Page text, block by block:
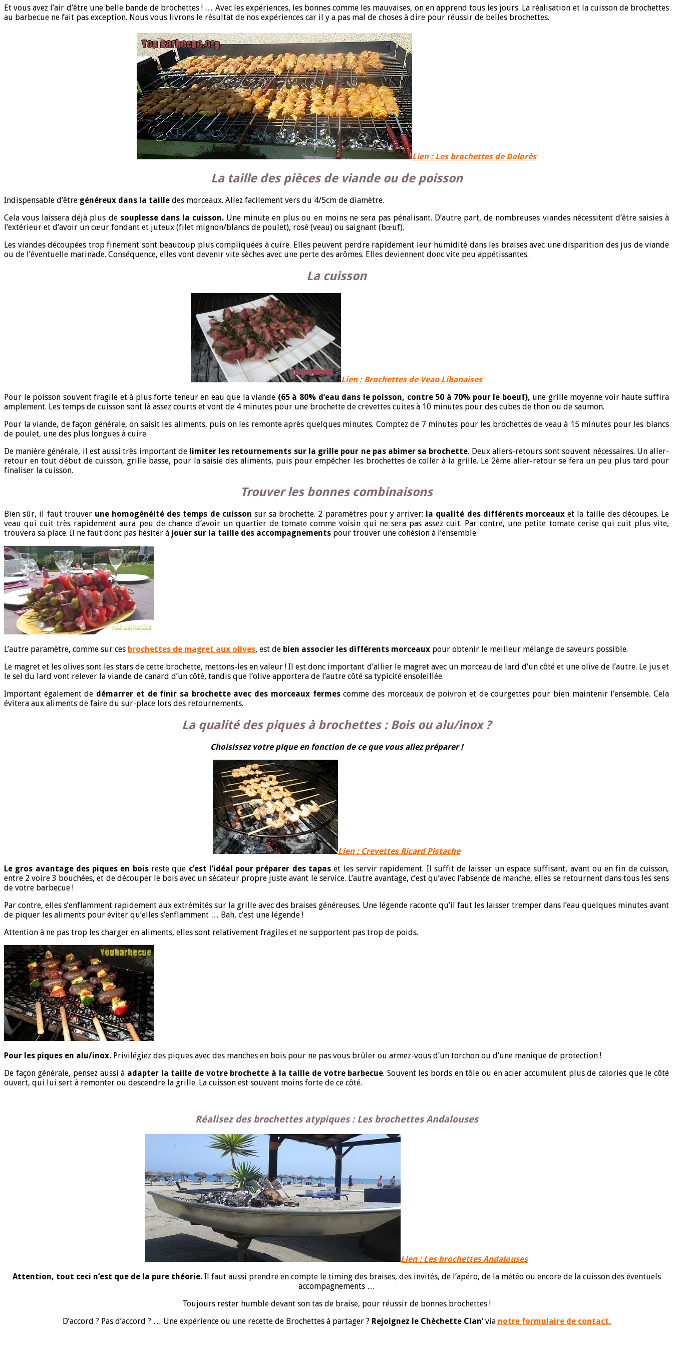
Et vous avez l’air d’être une belle bande de brochettes ! … Avec les expériences, les bonnes comme les mauvaises, on en apprend tous les jours. La réalisation et la cuisson de brochettes
au barbecue ne fait pas exception. Nous vous livrons le résultat de nos expériences car il y a pas mal de choses à dire pour réussir de belles brochettes.
Lien : Les brochettes de Dolorès
La taille des pièces de viande ou de poisson
Indispensable d’être généreux dans la taille des morceaux. Allez facilement vers du 4/5cm de diamètre.
Cela vous laissera déjà plus de souplesse dans la cuisson.Une minute en plus ou en moins ne sera pas pénalisant. D’autre part, de nombreuses viandes nécessitent d’être saisies à
l’extérieur et d’avoir un cœur fondant et juteux (filet mignon/blancs de poulet), rosé (veau) ou saignant (bœuf).
Les viandes découpées trop finement sont beaucoup plus compliquées à cuire. Elles peuvent perdre rapidement leur humidité dans les braises avec une disparition des jus de viande
ou de l’éventuelle marinade. Conséquence, elles vont devenir vite sèches avec une perte des arômes. Elles deviennent donc vite peu appétissantes.
La cuisson
Lien : Brochettes de Veau Libanaises
Pour le poisson souvent fragile et à plus forte teneur en eau que la viande (65 à 80% d’eau dans le poisson, contre 50 à 70% pour le boeuf), une grille moyenne voir haute suffira
amplement. Les temps de cuisson sont là assez courts et vont de 4 minutes pour une brochette de crevettes cuites à 10 minutes pour des cubes de thon ou de saumon.
Pour la viande, de façon générale, on saisit les aliments, puis on les remonte après quelques minutes. Comptez de 7 minutes pour les brochettes de veau à 15 minutes pour les blancs
de poulet, une des plus longues à cuire.
De manière générale, il est aussi très important de limiter les retournements sur la grille pour ne pas abimer sa brochette. Deux allers-retours sont souvent nécessaires. Un aller-
retour en tout début de cuisson, grille basse, pour la saisie des aliments, puis pour empêcher les brochettes de coller à la grille. Le 2ème aller-retour se fera un peu plus tard pour
finaliser la cuisson.
Trouver les bonnes combinaisons
Bien sûr, il faut trouver une homogénéité des temps de cuisson sur sa brochette. 2 paramètres pour y arriver: la qualité des différents morceaux et la taille des découpes. Le
veau qui cuit très rapidement aura peu de chance d’avoir un quartier de tomate comme voisin qui ne sera pas assez cuit. Par contre, une petite tomate cerise qui cuit plus vite,
trouvera sa place. Il ne faut donc pas hésiter à jouer sur la taille des accompagnements pour trouver une cohésion à l’ensemble.
L’autre paramètre, comme sur ces brochettes de magret aux olives, est de bien associer les différents morceaux pour obtenir le meilleur mélange de saveurs possible.
Le magret et les olives sont les stars de cette brochette, mettons-les en valeur ! Il est donc important d’allier le magret avec un morceau de lard d’un côté et une olive de l’autre. Le jus et
le sel du lard vont relever la viande de canard d’un côté, tandis que l’olive apportera de l’autre côté sa typicité ensoleillée.
Important également de démarrer et de finir sa brochette avec des morceaux fermescomme des morceaux de poivron et de courgettes pour bien maintenir l’ensemble. Cela
évitera aux aliments de faire du sur-place lors des retournements.
La qualité des piques à brochettes : Bois ou alu/inox ?
Choisissez votre pique en fonction de ce que vous allez préparer !
Lien : Crevettes Ricard Pistache
Le gros avantage des piques en boisreste que c’est l’idéal pour préparer des tapas et les servir rapidement. Il suffit de laisser un espace suffisant, avant ou en fin de cuisson,
entre 2 voire 3 bouchées, et de découper le bois avec un sécateur propre juste avant le service. L’autre avantage, c’est qu’avec l’absence de manche, elles se retournent dans tous les sens
de votre barbecue !
Par contre, elles s’enflamment rapidement aux extrémités sur la grille avec des braises généreuses. Une légende raconte qu’il faut les laisser tremper dans l’eau quelques minutes avant
de piquer les aliments pour éviter qu’elles s’enflamment … Bah, c’est une légende !
Attention à ne pas trop les charger en aliments, elles sont relativement fragiles et ne supportent pas trop de poids.
Pour les piques en alu/inox. Privilégiez des piques avec des manches en bois pour ne pas vous brûler ou armez-vous d’un torchon ou d’une manique de protection !
De façon générale, pensez aussi à adapter la taille de votre brochette à la taille de votre barbecue. Souvent les bords en tôle ou en acier accumulent plus de calories que le côté
ouvert, qui lui sert à remonter ou descendre la grille. La cuisson est souvent moins forte de ce côté.
Réalisez des brochettes atypiques : Les brochettes Andalouses
Lien : Les brochettes Andalouses
Attention, tout ceci n’est que de la pure théorie.Il faut aussi prendre en compte le timing des braises, des invités, de l’apéro, de la météo ou encore de la cuisson des éventuels
accompagnements …
Toujours rester humble devant son tas de braise, pour réussir de bonnes brochettes !
D’accord ? Pas d’accord ? … Une expérience ou une recette de Brochettes à partager ? Rejoignez le Chèchette Clan’via notre formulaire de contact.